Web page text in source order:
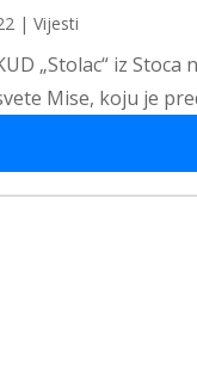
|Vijesti
„Stolac“ iz
Mise, koju je